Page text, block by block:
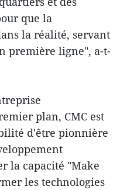
que la
la réalité, servant
première ligne", a-t-
plan, CMC est
d'être pionnière
la capacité "Make
les technologies